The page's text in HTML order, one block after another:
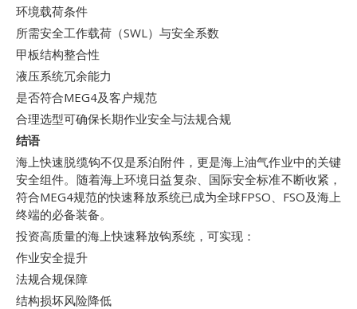
环境载荷条件
所需安全工作载荷（SWL）与安全系数
甲板结构整合性
液压系统冗余能力
是否符合MEG4及客户规范
合理选型可确保长期作业安全与法规合规
结语
海上快速脱缆钩不仅是系泊附件，更是海上油气作业中的关键
安全组件。随着海上环境日益复杂、国际安全标准不断收紧，
符合MEG4规范的快速释放系统已成为全球FPSO、FSO及海上
终端的必备装备。
投资高质量的海上快速释放钩系统，可实现：
作业安全提升
法规合规保障
结构损坏风险降低